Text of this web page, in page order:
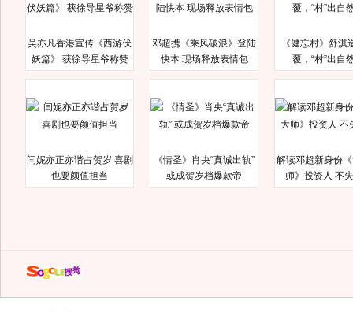
吴亦凡香港宣传《西游伏
妖篇》 获徐导星爷称赞
邓超携《乘风破浪》登陆
快本 现场释放表情包
《健忘村》舒淇
覆，“村”出自
闫妮亦正亦谐占贺岁 喜剧
也要颜值担当
《情圣》肖央“真诚出轨”
或成贺岁档爆款帝
解读邓超新身份
师》投资人 不